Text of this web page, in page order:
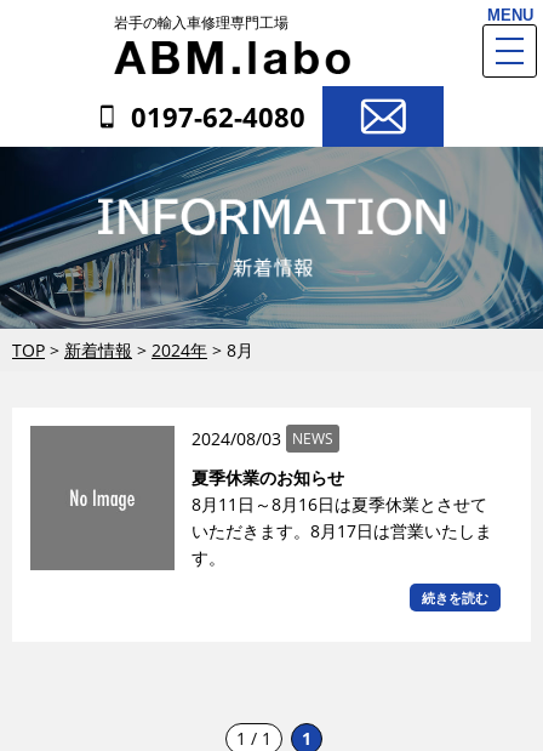
MENU
岩手の輸入車修理専門工場
0197-62-4080
TOP > 新着情報 > 2024年 > 8月
2024/08/03 NEWS
夏季休業のお知らせ
8月11日～8月16日は夏季休業とさせて
いただきます。8月17日は営業いたしま
す。
続きを読む
1 / 1 1